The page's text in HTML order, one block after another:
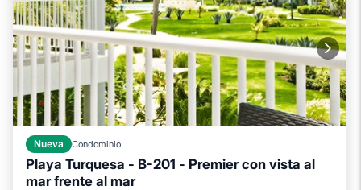
Nueva Condominio
Playa Turquesa - B-201 - Premier con vista al
mar frente al mar